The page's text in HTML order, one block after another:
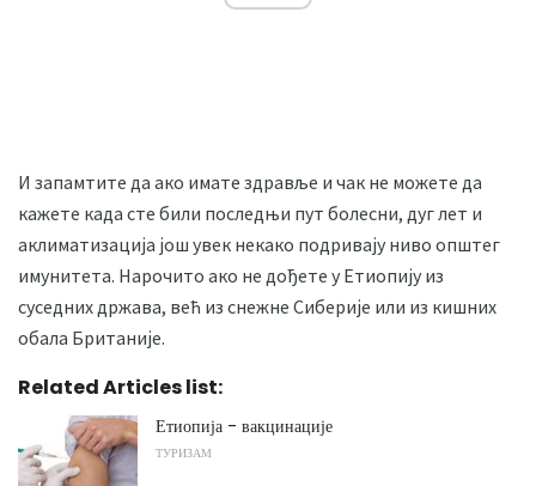
И запамтите да ако имате здравље и чак не можете да
кажете када сте били последњи пут болесни, дуг лет и
аклиматизација још увек некако подривају ниво општег
имунитета. Нарочито ако не дођете у Етиопију из
суседних држава, већ из снежне Сиберије или из кишних
обала Британије.
Related Articles list:
Етиопија - вакцинације
ТУРИЗАМ